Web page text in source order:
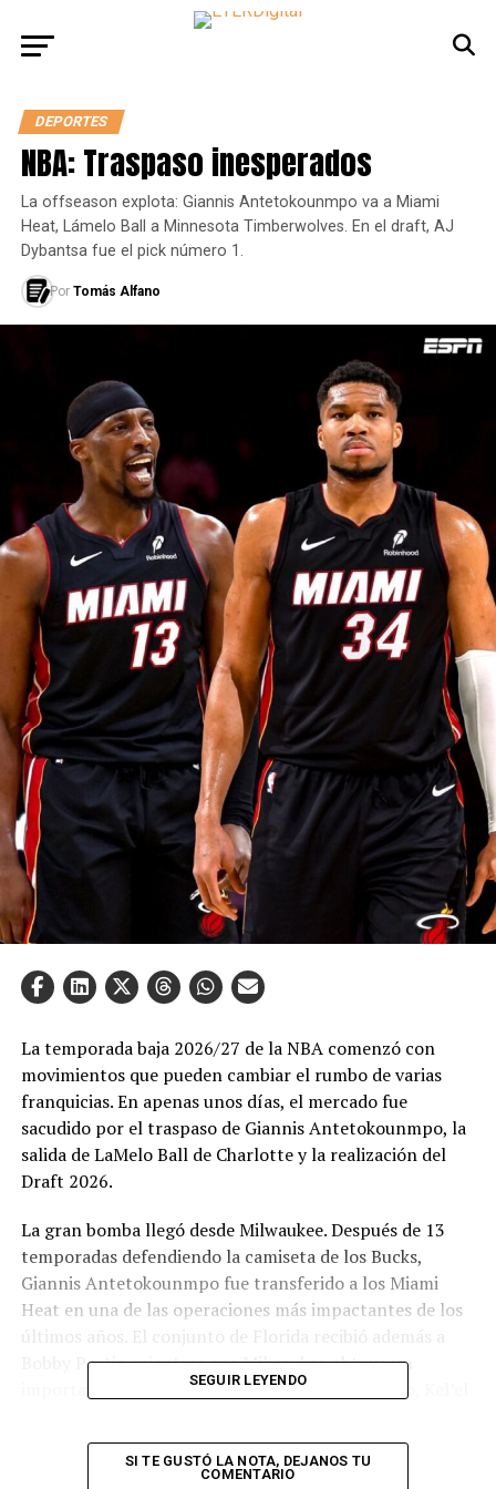
DEPORTES
NBA: Traspaso inesperados
La offseason explota: Giannis Antetokounmpo va a Miami
Heat, Lámelo Ball a Minnesota Timberwolves. En el draft, AJ
Dybantsa fue el pick número 1.
Por Tomás Alfano
La temporada baja 2026/27 de la NBA comenzó con
movimientos que pueden cambiar el rumbo de varias
franquicias. En apenas unos días, el mercado fue
sacudido por el traspaso de Giannis Antetokounmpo, la
salida de LaMelo Ball de Charlotte y la realización del
Draft 2026.
La gran bomba llegó desde Milwaukee. Después de 13
temporadas defendiendo la camiseta de los Bucks,
Giannis Antetokounmpo fue transferido a los Miami
Heat en una de las operaciones más impactantes de los
últimos años. El conjunto de Florida recibió además a
Bobby Portis, mientras que Milwaukee obtuvo un
importante paquete encabezado por Tyler Herro, Kel’el
selecciones de Draft.
SEGUIR LEYENDO
SI TE GUSTÓ LA NOTA, DEJANOS TU
COMENTARIO